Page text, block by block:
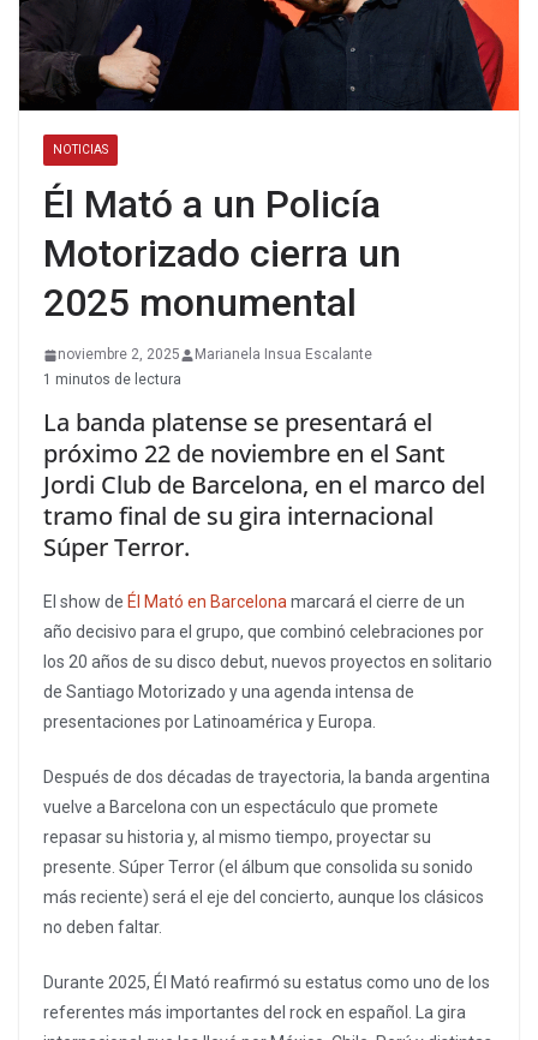
NOTICIAS
Él Mató a un Policía
Motorizado cierra un
2025 monumental
noviembre 2, 2025
Marianela Insua Escalante
1 minutos de lectura
La banda platense se presentará el
próximo 22 de noviembre en el Sant
Jordi Club de Barcelona, en el marco del
tramo final de su gira internacional
Súper Terror.
El show de Él Mató en Barcelonamarcará el cierre de un
año decisivo para el grupo, que combinó celebraciones por
los 20 años de su disco debut, nuevos proyectos en solitario
de Santiago Motorizado y una agenda intensa de
presentaciones por Latinoamérica y Europa.
Después de dos décadas de trayectoria, la banda argentina
vuelve a Barcelona con un espectáculo que promete
repasar su historia y, al mismo tiempo, proyectar su
presente. Súper Terror (el álbum que consolida su sonido
más reciente) será el eje del concierto, aunque los clásicos
no deben faltar.
Durante 2025, Él Mató reafirmó su estatus como uno de los
referentes más importantes del rock en español. La gira